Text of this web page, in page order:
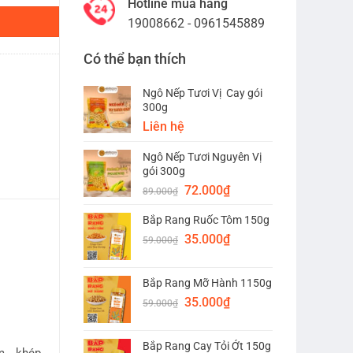
Hotline mua hàng
19008662 - 0961545889
Có thể bạn thích
Ngô Nếp Tươi Vị Cay gói
300g
Liên hệ
Ngô Nếp Tươi Nguyên Vị
gói 300g
89.000₫ Giá
là:
89.000₫.
72.000₫Giá
tại
là:
Bắp Rang Ruốc Tôm 150g
59.000₫ Giá
59.000₫.
35.000₫Giá
là:
35.000₫.
Bắp Rang Mỡ Hành 1150g
59.000₫ Giá
35.000₫Giá
Bắp Rang Cay Tỏi Ớt 150g